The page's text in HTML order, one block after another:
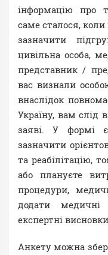
інформацію про
саме сталося, коли
зазначити
цивільна особа,
представник /
вас визнали
внаслідок
Україну, вам слід
заяві. У формі
зазначити
та реабілітацію,
або плануєте
процедури,
додати медичні
експертні
Анкету можна